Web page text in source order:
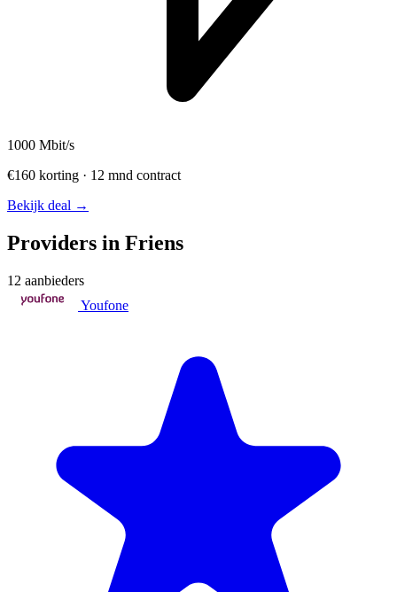
1000 Mbit/s
€160 korting · 12 mnd contract
Bekijk deal →
Providers in Friens
12 aanbieders
Youfone